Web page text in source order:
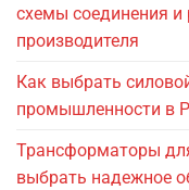
схемы соединения и
производителя
Как выбрать
промышленности в
Трансформаторы
выбрать надежное